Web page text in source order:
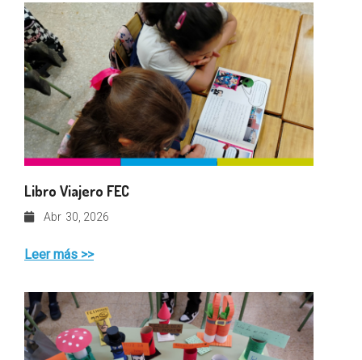
Libro Viajero FEC
Abr 30, 2026
Leer más >>